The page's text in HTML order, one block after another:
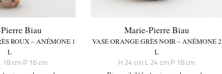
Biau
ROUX – ANÉMONE 1
L
18 cm P 16 cm
Marie-Pierre Biau
VASE ORANGE GRÈS NOIR – ANÉMONE 2
L
H 24 cm L 24 cm P 18 cm